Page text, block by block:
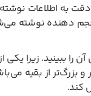
به اطلاعات
دهنده نوشته
آن را ببینید. زیرا
از بقیه
کند.